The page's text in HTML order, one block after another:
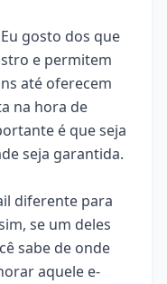
gosto dos que
e permitem
até oferecem
na hora de
é que seja
seja garantida.
diferente para
se um deles
sabe de onde
aquele e-